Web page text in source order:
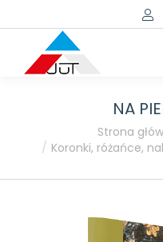
NA
Strona
Koronki, różańce,